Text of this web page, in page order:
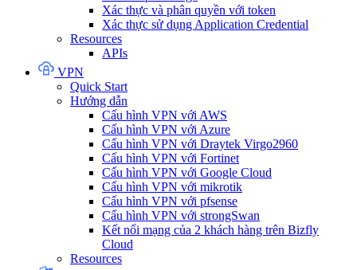
Xác thực và phân quyền với token
Xác thực sử dụng Application Credential
Resources
APIs
VPN
Quick Start
Hướng dẫn
Cấu hình VPN với AWS
Cấu hình VPN với Azure
Cấu hình VPN với Draytek Virgo2960
Cấu hình VPN với Fortinet
Cấu hình VPN với Google Cloud
Cấu hình VPN với mikrotik
Cấu hình VPN với pfsense
Cấu hình VPN với strongSwan
Kết nối mạng của 2 khách hàng trên Bizfly
Cloud
Resources